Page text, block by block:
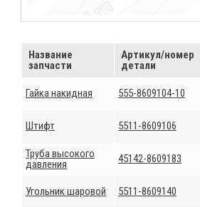
Название
запчасти
Артикул/номер
детали
Гайка накидная 555-8609104-10
Штифт 5511-8609106
Труба высокого
давления
45142-8609183
Угольник шаровой 5511-8609140